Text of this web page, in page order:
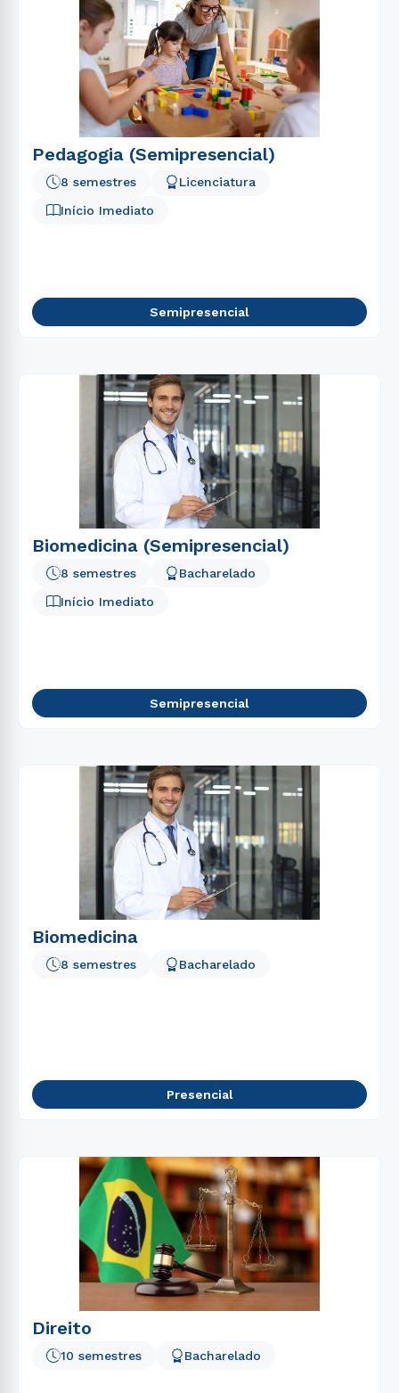
Pedagogia (Semipresencial)
Licenciatura
8 semestres
Início Imediato
Semipresencial
Biomedicina (Semipresencial)
Bacharelado
8 semestres
Início Imediato
Semipresencial
Biomedicina
Bacharelado
8 semestres
Presencial
Direito
10 semestres Bacharelado